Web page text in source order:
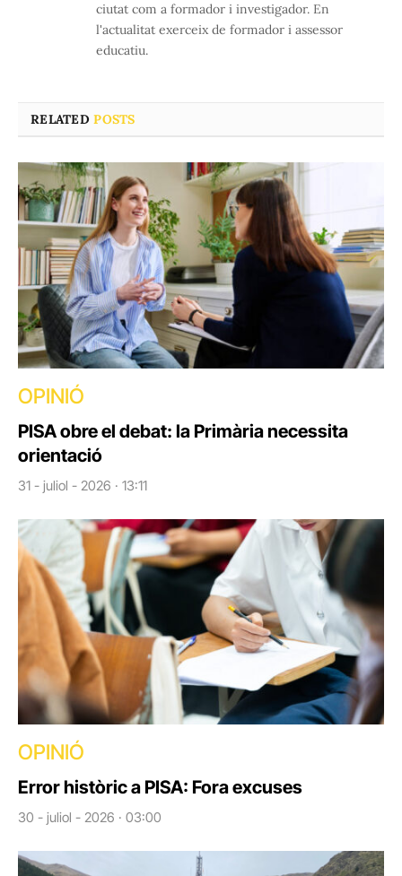
ciutat com a formador i investigador. En
l'actualitat exerceix de formador i assessor
educatiu.
RELATEDPOSTS
OPINIÓ
PISA obre el debat: la Primària necessita
orientació
31 - juliol - 2026 · 13:11
OPINIÓ
Error històric a PISA: Fora excuses
30 - juliol - 2026 · 03:00